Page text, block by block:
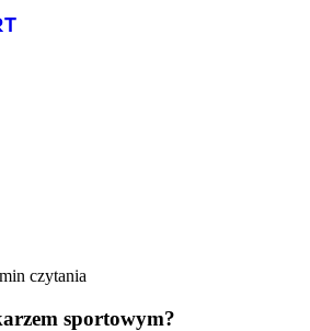
min czytania
sportowym?